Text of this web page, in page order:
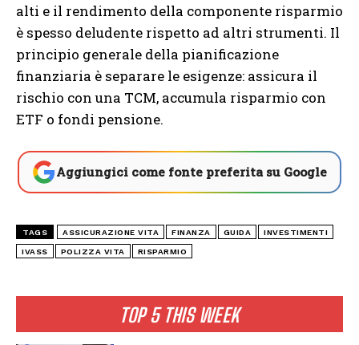
TOP 5 THIS WEEK
alti e il rendimento della componente risparmio
è spesso deludente rispetto ad altri strumenti. Il
principio generale della pianificazione
finanziaria è separare le esigenze: assicura il
rischio con una TCM, accumula risparmio con
ETF o fondi pensione.
Aggiungici come fonte preferita su Google
TAGS ASSICURAZIONE VITA FINANZA GUIDA INVESTIMENTI
IVASS POLIZZA VITA RISPARMIO